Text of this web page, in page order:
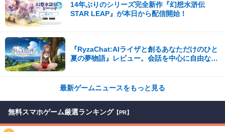
14年ぶりのシリーズ完全新作『幻想水滸伝
STAR LEAP』が本日から配信開始！
『RyzaChat:AIライザと創るあなただけのひと
夏の夢物語』レビュー。会話を中心に自由な冒
最新ゲームニュースをもっと見る
無料スマホゲーム厳選ランキング 【PR】